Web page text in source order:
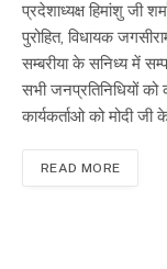
प्रदेशाध्यक्ष हिमांशु जी
पुरोहित, विधायक
सम्बरीया के सनिध्य में
सभी जनप्रतिनिधियों को
कार्यकर्ताओ को मोदी जी
READ MORE